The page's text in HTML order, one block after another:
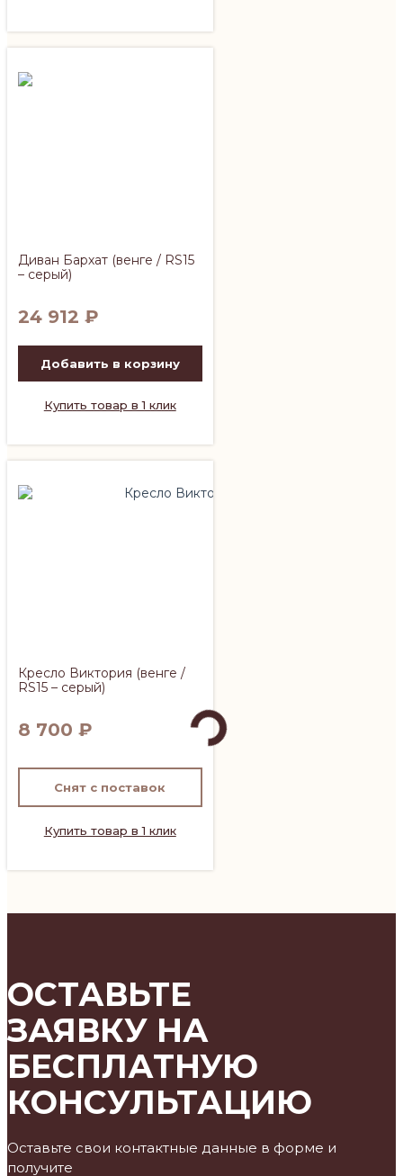
Диван Бархат (венге / RS15
– серый)
24 912 ₽
Добавить в корзину
Купить товар в 1 клик
Кресло Виктория (венге /
RS15 – серый)
8 700 ₽
Снят с поставок
Купить товар в 1 клик
ОСТАВЬТЕ
ЗАЯВКУ НА
БЕСПЛАТНУЮ
КОНСУЛЬТАЦИЮ
Оставьте свои контактные данные в форме и
получите